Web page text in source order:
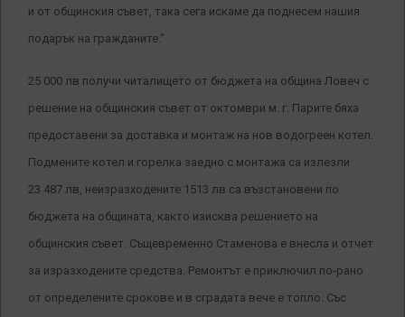
и от общинския съвет, така сега искаме да поднесем нашия
подарък на гражданите.“
25 000 лв получи читалището от бюджета на община Ловеч с
решение на общинския съвет от октомври м. г. Парите бяха
предоставени за доставка и монтаж на нов водогреен котел.
Подмените котел и горелка заедно с монтажа са излезли
23 487 лв, неизразходените 1513 лв са възстановени по
бюджета на общината, както изисква решението на
общинския съвет. Същевременно Стаменова е внесла и отчет
за изразходените средства. Ремонтът е приключил по-рано
от определените срокове и в сградата вече е топло. Със